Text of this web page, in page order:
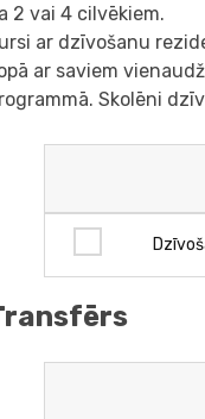
2 vai 4 cilvēkiem.
ar dzīvošanu
ar saviem
Skolēni